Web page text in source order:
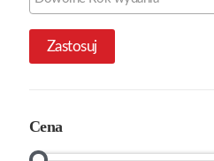
Zastosuj
Cena